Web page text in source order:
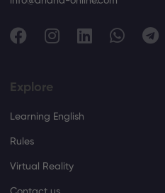
Explore
Learning English
Rules
Virtual Reality